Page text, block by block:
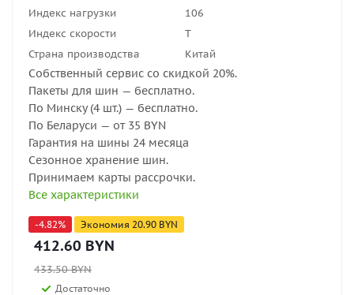
Индекс нагрузки
106
Индекс скорости
T
Страна производства
Китай
Собственный сервис со скидкой 20%.
Пакеты для шин — бесплатно.
По Минску (4 шт.) — бесплатно.
По Беларуси — от 35 BYN
Гарантия на шины 24 месяца
Сезонное хранение шин.
Принимаем карты рассрочки.
Все характеристики
-4.82% Экономия 20.90 BYN
412.60 BYN
433.50BYN
Достаточно